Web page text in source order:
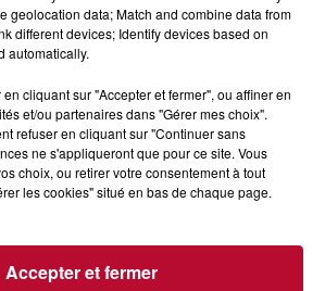
bien plus vivante :...
geolocation data; Match and combine data from
different devices; Identify devices based on
automatically.
cliquant sur "Accepter et fermer", ou affiner en
et/ou partenaires dans "Gérer mes choix".
refuser en cliquant sur "Continuer sans
ne s'appliqueront que pour ce site. Vous
choix, ou retirer votre consentement à tout
les cookies" situé en bas de chaque page.
Accepter et fermer